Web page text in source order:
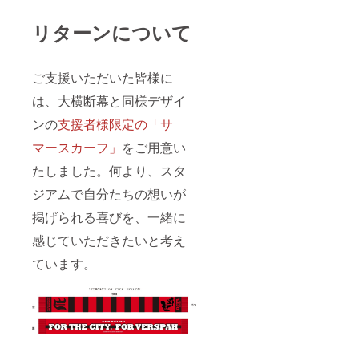
リターンについて
ご支援いただいた皆様に
は、大横断幕と同様デザイ
ンの支援者様限定の「サ
マースカーフ」 をご用意い
たしました。何より、スタ
ジアムで自分たちの想いが
掲げられる喜びを、一緒に
感じていただきたいと考え
ています。